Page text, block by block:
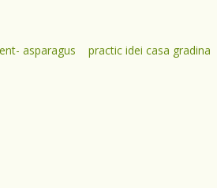
asparagus
practic idei casa gradina